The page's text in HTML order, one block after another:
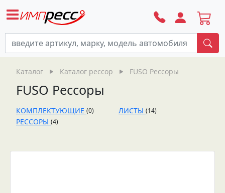
Каталог Каталог рессор FUSO Рессоры
FUSO Рессоры
КОМПЛЕКТУЮЩИЕ (0) ЛИСТЫ (14)
РЕССОРЫ (4)